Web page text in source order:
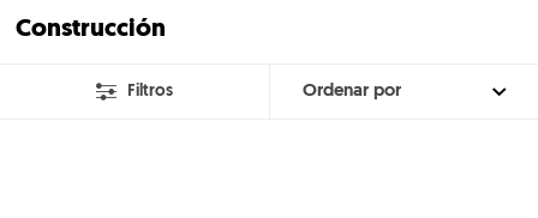
Construcción
Filtros